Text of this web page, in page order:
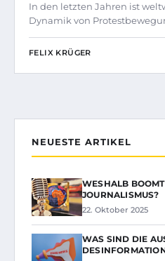
In den letzten Jahren ist
Dynamik von
FELIX KRÜGER
NEUESTE ARTIKEL
WESHALB
JOURNALISMUS?
22. Oktober 2025
WAS SIND DIE